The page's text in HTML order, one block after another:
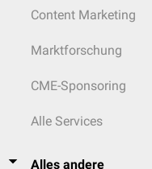
Content Marketing
Marktforschung
CME-Sponsoring
Alle Services
Alles andere